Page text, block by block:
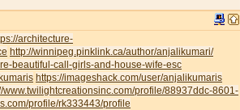
architecture-
http://winnipeg.pinklink.ca/author/anjalikumari/
beautiful-call-girls-and-house-wife-esc
https://imageshack.com/user/anjalikumaris
www.twilightcreationsinc.com/profile/88937ddc-8601-
profile/rk333443/profile